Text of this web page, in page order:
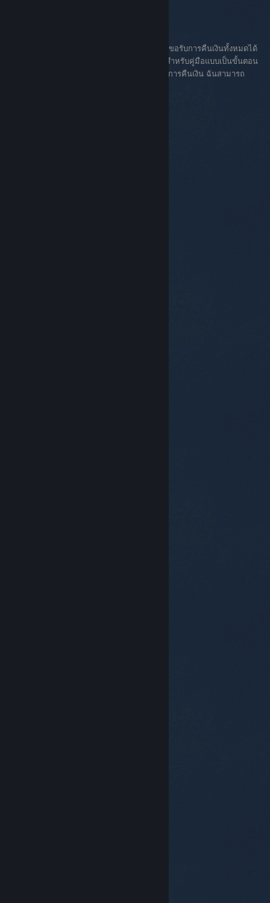
ฉันจะสามารถขอรับการคืนเงินได้อย่างไร? การขอรับการคืนเงินทั้งหมดได้
รับการจัดการผ่าน help.steampowered.com สำหรับคู่มือแบบเป็นขั้นตอน
กรุณาอ่านคำถามที่พบบ่อยเกี่ยวกับวิธีการขอรับการคืนเงิน ฉันสามารถ